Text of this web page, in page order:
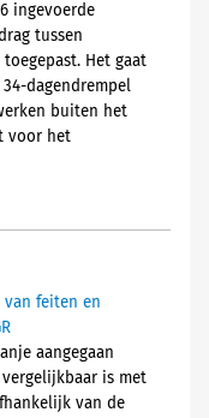
ingevoerde
tussen
Het gaat
dagendrempel
buiten het
voor het
van feiten en
aangegaan
vergelijkbaar is met
van de